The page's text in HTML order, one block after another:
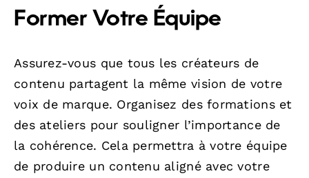
Former Votre Équipe
Assurez-vous que tous les créateurs de
contenu partagent la même vision de votre
voix de marque. Organisez des formations et
des ateliers pour souligner l’importance de
la cohérence. Cela permettra à votre équipe
de produire un contenu aligné avec votre